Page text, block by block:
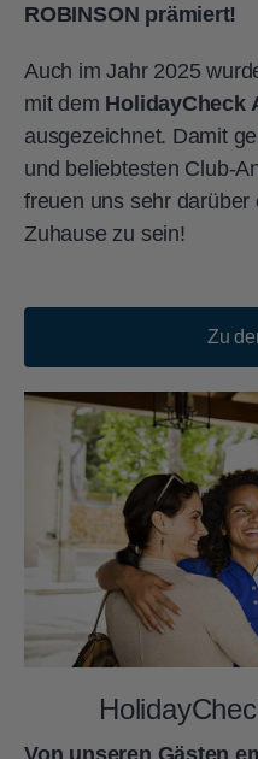
ROBINSON prämiert!
Auch im Jahr 2025
mit dem HolidayCheck
ausgezeichnet. Damit
und beliebtesten Club-
freuen uns sehr
Zuhause zu sein!
Zu
Von unseren Gästen